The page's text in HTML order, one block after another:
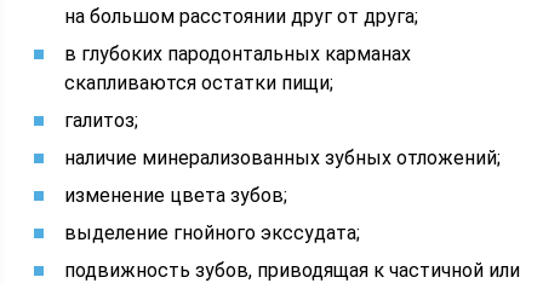
на большом расстоянии друг от друга;
в глубоких пародонтальных карманах
скапливаются остатки пищи;
галитоз;
наличие минерализованных зубных отложений;
изменение цвета зубов;
выделение гнойного экссудата;
подвижность зубов, приводящая к частичной или